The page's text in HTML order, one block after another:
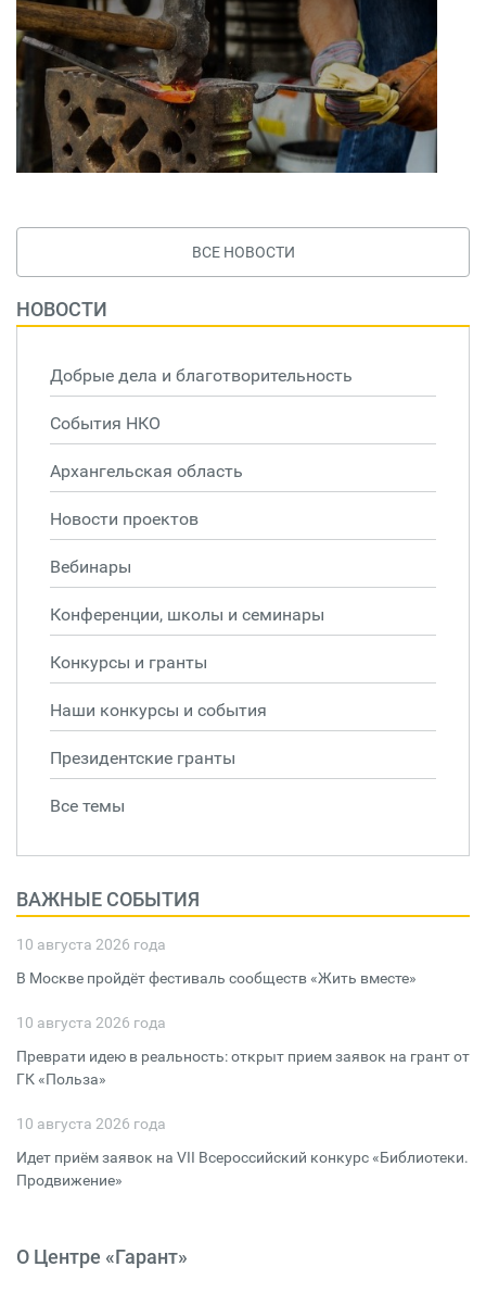
ВСЕ НОВОСТИ
НОВОСТИ
Добрые дела и благотворительность
События НКО
Архангельская область
Новости проектов
Вебинары
Конференции, школы и семинары
Конкурсы и гранты
Наши конкурсы и события
Президентские гранты
Все темы
ВАЖНЫЕ СОБЫТИЯ
10 августа 2026 года
В Москве пройдёт фестиваль сообществ «Жить вместе»
10 августа 2026 года
Преврати идею в реальность: открыт прием заявок на грант от
ГК «Польза»
10 августа 2026 года
Идет приём заявок на VII Всероссийский конкурс «Библиотеки.
Продвижение»
О Центре «Гарант»